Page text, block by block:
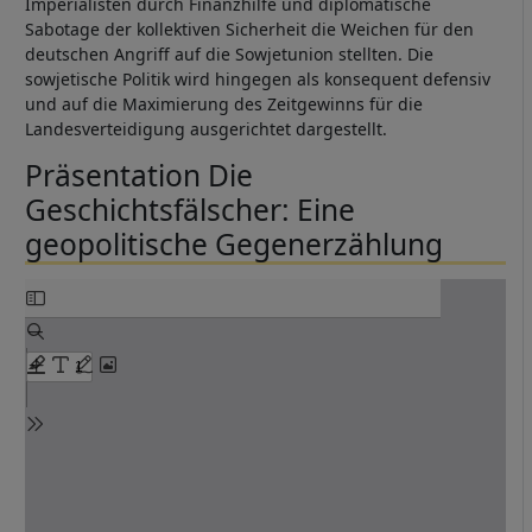
Sabotage der kollektiven Sicherheit die Weichen für den
deutschen Angriff auf die Sowjetunion stellten. Die
sowjetische Politik wird hingegen als konsequent defensiv
und auf die Maximierung des Zeitgewinns für die
Landesverteidigung ausgerichtet dargestellt.
Präsentation Die
Geschichtsfälscher: Eine
geopolitische Gegenerzählung